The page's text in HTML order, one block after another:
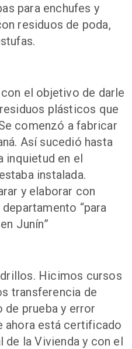
para enchufes y
residuos de poda,
el objetivo de darle
plásticos que
comenzó a fabricar
Así sucedió hasta
inquietud en el
instalada.
y elaborar con
“para
Junín”
Hicimos cursos
transferencia de
de prueba y error
ahora está certificado
la Vivienda y con el